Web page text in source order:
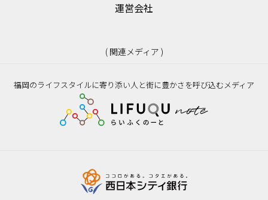
運営会社
( 関連メディア )
福岡のライフスタイルに寄り添い人と街に豊かさを呼び込むメディア